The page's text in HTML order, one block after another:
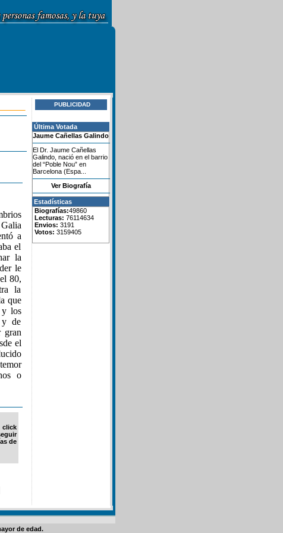
a
el
la
le
80,
la
que
y los
y de
gran
el
o
click
de
PUBLICIDAD
Última Votada
Jaume Cañellas Galindo
El Dr. Jaume Cañellas
Galindo, nació en el barrio
del “Poble Nou” en
Barcelona (Espa...
Ver Biografía
Estadísticas
Biografías:49860
Lecturas: 76114634
Envios: 3191
Votos: 3159405
de edad.